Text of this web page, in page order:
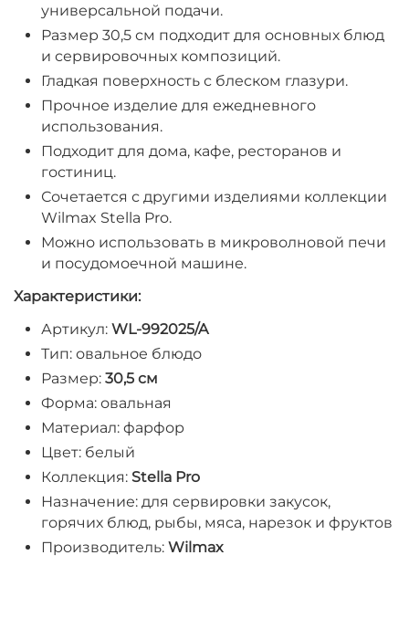
универсальной подачи.
Размер 30,5 см подходит для основных блюд
и сервировочных композиций.
Гладкая поверхность с блеском глазури.
Прочное изделие для ежедневного
использования.
Подходит для дома, кафе, ресторанов и
гостиниц.
Сочетается с другими изделиями коллекции
Wilmax Stella Pro.
Можно использовать в микроволновой печи
и посудомоечной машине.
Характеристики:
Артикул: WL-992025/A
Тип: овальное блюдо
Размер: 30,5 см
Форма: овальная
Материал: фарфор
Цвет: белый
Коллекция: Stella Pro
Назначение: для сервировки закусок,
горячих блюд, рыбы, мяса, нарезок и фруктов
Производитель: Wilmax